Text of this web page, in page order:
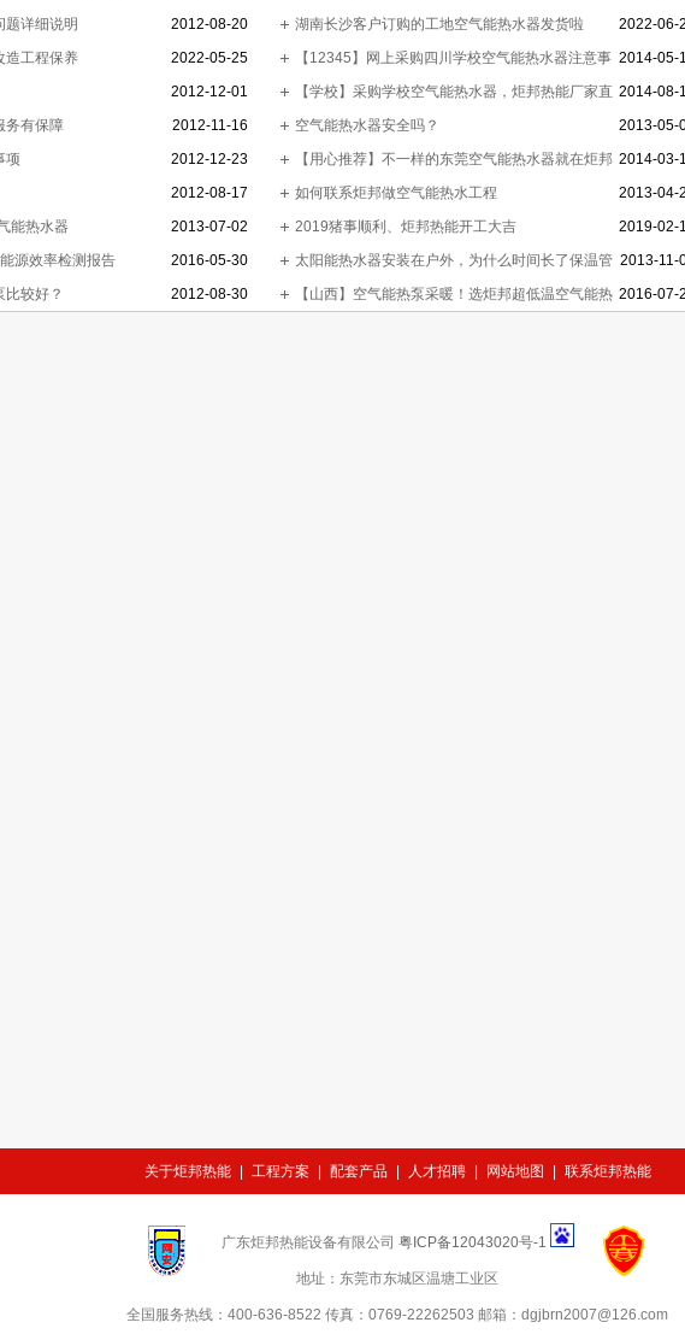
2012-08-20
题详细说明 2022-06-
湖南长沙客户订购的工地空气能热水器发货啦
2022-05-25
造工程保养 2014-05-
【12345】网上采购四川学校空气能热水器注意事
项
2012-12-01 2014-08-
【学校】采购学校空气能热水器，炬邦热能厂家直
销
2012-11-16
务有保障 2013-05-
空气能热水器安全吗？
2012-12-23
项 2014-03-
【用心推荐】不一样的东莞空气能热水器就在炬邦
热能
2012-08-17 2013-04-
如何联系炬邦做空气能热水工程
2013-07-02
能热水器 2019-02-
2019猪事顺利、炬邦热能开工大吉
2016-05-30
源效率检测报告 2013-11-
太阳能热水器安装在户外，为什么时间长了保温管
路和水箱会脱开？
2012-08-30
较好？ 2016-07-
【山西】空气能热泵采暖！选炬邦超低温空气能热
关于炬邦热能 工程方案 配套产品 人才招聘 网站地图 联系炬邦热能
广东炬邦热能设备有限公司 粤ICP备12043020号-1
地址： 东莞市东城区温塘工业区
全国服务热线： 400-636-8522 传真： 0769-22262503 邮箱： dgjbrn2007@126.com